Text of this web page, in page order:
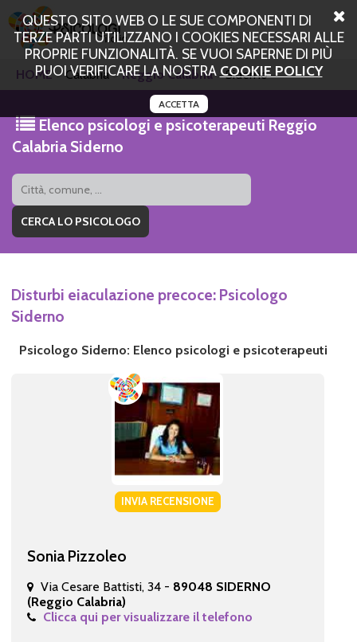
QUESTO SITO WEB O LE SUE COMPONENTI DI
TERZE PARTI UTILIZZANO I COOKIES NECESSARI ALLE
PROPRIE FUNZIONALITÀ. SE VUOI SAPERNE DI PIÙ
PUOI VERIFICARE LA NOSTRA COOKIE POLICY
ACCETTA
HOME Calabria Reggio Calabria Siderno
Elenco psicologi e psicoterapeuti Reggio
Calabria Siderno
Disturbi eiaculazione precoce: Psicologo
Siderno
Psicologo Siderno: Elenco psicologi e psicoterapeuti
INVIA RECENSIONE
Sonia Pizzoleo
Via Cesare Battisti, 34 - 89048 SIDERNO
(Reggio Calabria)
Clicca qui per visualizzare il telefono